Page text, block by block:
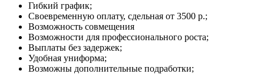
Гибкий график;
Своевременную оплату, сдельная от 3500 р.;
Возможность совмещения
Возможности для профессионального роста;
Выплаты без задержек;
Удобная униформа;
Возможны дополнительные подработки;